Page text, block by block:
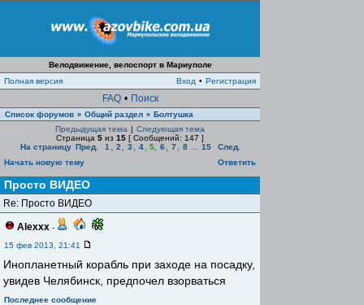
Велодвижение, велоспорт в Мариуполе
Полная версия
Вход • Регистрация
FAQ • Поиск
Список форумов » Общий раздел » Болтушка
Предыдущая тема | Следующая тема
Страница 5 из 15 [ Сообщений: 147 ]
На страницу Пред. 1 2 3 4 5, 6 7 8 15
След.
Начать новую тему
Ответить
Просто ВИДЕО
Re: Просто ВИДЕО
Alexxx -
15 фев 2013, 21:41
Инопланетный корабль при заходе на посадку,
увидев Челябинск, предпочел взорваться
Последнее сообщение